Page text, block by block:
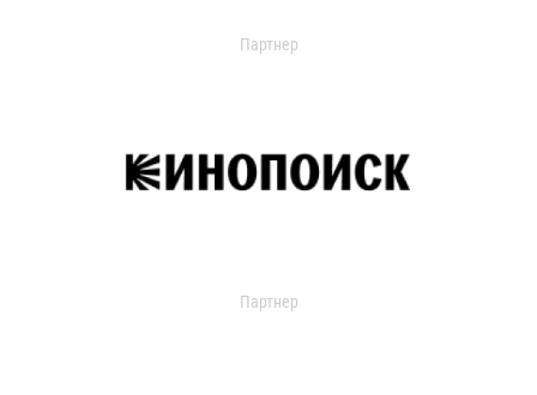
Партнер
Партнер